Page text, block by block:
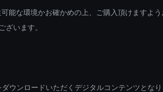
な環境かお確かめの上、ご購入頂けますよう
ざいます。
ウンロードいただくデジタルコンテンツとなり